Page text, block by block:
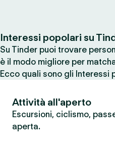
Interessi popolari su
Su Tinder puoi trovare
è il modo migliore per
Ecco quali sono gli Interessi
Attività all'aperto
Escursioni, ciclismo,
aperta.